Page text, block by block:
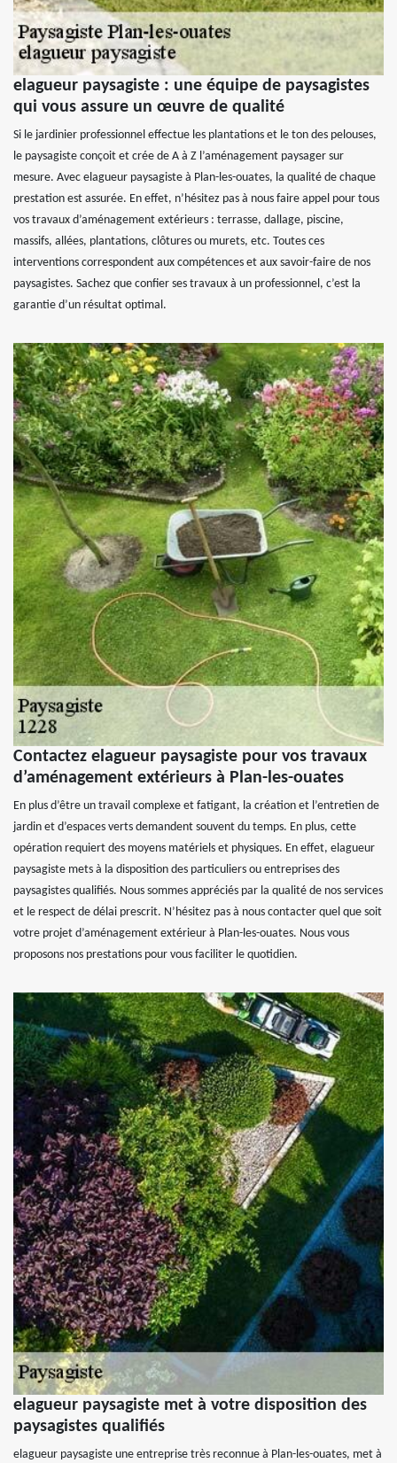
elagueur paysagiste : une équipe de paysagistes
qui vous assure un œuvre de qualité
Si le jardinier professionnel effectue les plantations et le ton des pelouses,
le paysagiste conçoit et crée de A à Z l’aménagement paysager sur
mesure. Avec elagueur paysagiste à Plan-les-ouates, la qualité de chaque
prestation est assurée. En effet, n’hésitez pas à nous faire appel pour tous
vos travaux d’aménagement extérieurs : terrasse, dallage, piscine,
massifs, allées, plantations, clôtures ou murets, etc. Toutes ces
interventions correspondent aux compétences et aux savoir-faire de nos
paysagistes. Sachez que confier ses travaux à un professionnel, c’est la
garantie d’un résultat optimal.
Contactez elagueur paysagiste pour vos travaux
d’aménagement extérieurs à Plan-les-ouates
En plus d’être un travail complexe et fatigant, la création et l’entretien de
jardin et d’espaces verts demandent souvent du temps. En plus, cette
opération requiert des moyens matériels et physiques. En effet, elagueur
paysagiste mets à la disposition des particuliers ou entreprises des
paysagistes qualifiés. Nous sommes appréciés par la qualité de nos services
et le respect de délai prescrit. N’hésitez pas à nous contacter quel que soit
votre projet d’aménagement extérieur à Plan-les-ouates. Nous vous
proposons nos prestations pour vous faciliter le quotidien.
elagueur paysagiste met à votre disposition des
paysagistes qualifiés
elagueur paysagiste une entreprise très reconnue à Plan-les-ouates, met à